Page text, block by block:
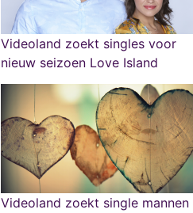
Videoland zoekt singles voor
nieuw seizoen Love Island
Videoland zoekt single mannen